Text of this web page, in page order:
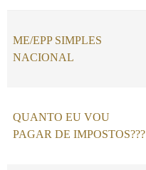
ME/EPP SIMPLES
NACIONAL
QUANTO EU VOU
PAGAR DE IMPOSTOS???